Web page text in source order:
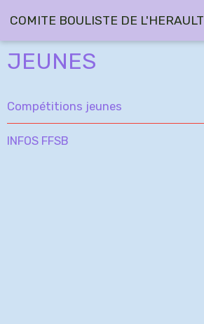
COMITE BOULISTE DE L'HERAULT
JEUNES
Compétitions jeunes
INFOS FFSB